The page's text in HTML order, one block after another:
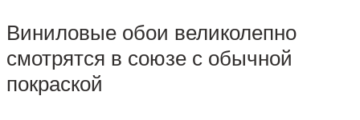
Виниловые обои великолепно
смотрятся в союзе с обычной
покраской